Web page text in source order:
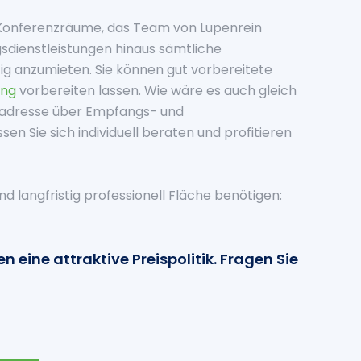
das Team von Lupenrein
hinaus sämtliche
anzumieten. Sie können gut vorbereitete
vorbereiten lassen. Wie wäre es auch gleich
über Empfangs- und
Sie sich individuell beraten und profitieren
langfristig professionell Fläche benötigen:
eine attraktive Preispolitik. Fragen Sie